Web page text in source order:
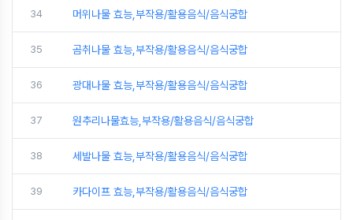
34 머위나물 효능,부작용/활용음식/음식궁합
35 곰취나물 효능,부작용/활용음식/음식궁합
36 광대나물 효능,부작용/활용음식/음식궁합
37 원추리나물효능,부작용/활용음식/음식궁합
38 세발나물 효능,부작용/활용음식/음식궁합
39 카다이프 효능,부작용/활용음식/음식궁합